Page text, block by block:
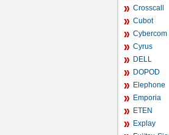
Crosscall
Cubot
Cybercom
Cyrus
DELL
DOPOD
Elephone
Emporia
ETEN
Explay